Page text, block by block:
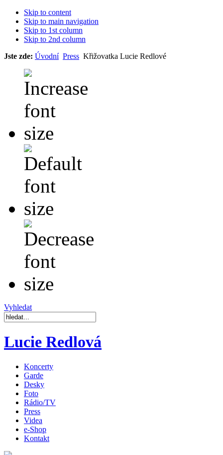
Skip to content
Skip to main navigation
Skip to 1st column
Skip to 2nd column
Jste zde: Úvodní Press Křižovatka Lucie Redlové
Vyhledat
Lucie Redlová
Koncerty
Garde
Desky
Foto
Rádio/TV
Press
Videa
e-Shop
Kontakt